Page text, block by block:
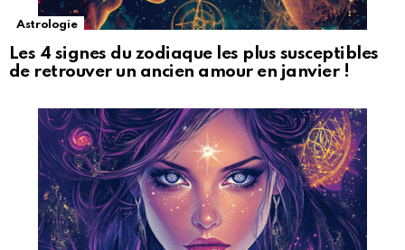
Astrologie
Les 4 signes du zodiaque les plus susceptibles
de retrouver un ancien amour en janvier !